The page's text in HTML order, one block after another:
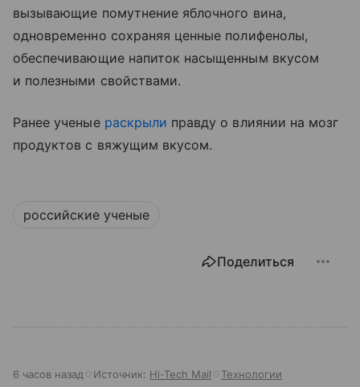
вызывающие помутнение яблочного вина,
одновременно сохраняя ценные полифенолы,
обеспечивающие напиток насыщенным вкусом
и полезными свойствами.
Ранее ученые раскрыли правду о влиянии на мозг
продуктов с вяжущим вкусом.
российские ученые
Поделиться
6 часов назад Источник: Hi-Tech Mail Технологии